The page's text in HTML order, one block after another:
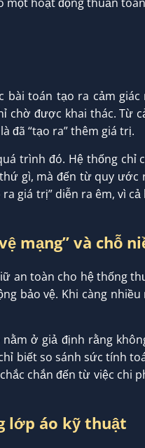
bài toán tạo ra cảm
chờ được khai thác. Từ
đã “tạo ra” thêm giá trị.
trình đó. Hệ thống chỉ
gì, mà đến từ quy ước
giá trị” diễn ra êm, vì
mạng” và chỗ
an toàn cho hệ thống
bảo vệ. Khi càng
ở giả định rằng
biết so sánh sức tính
chắn đến từ việc chi
lớp áo kỹ thuật